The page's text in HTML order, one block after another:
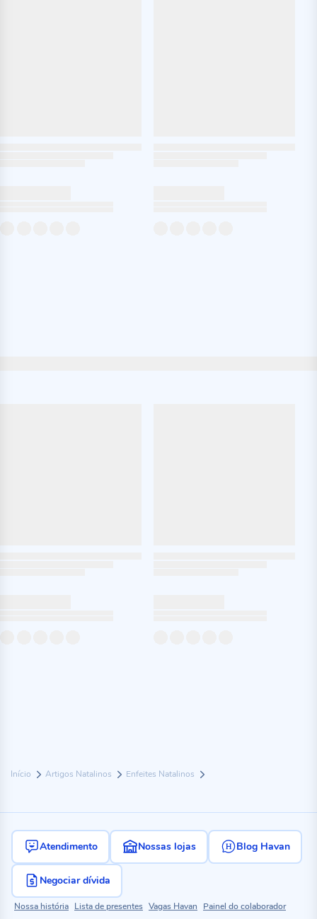
Início Artigos Natalinos Enfeites Natalinos
Atendimento Nossas lojas Blog Havan
Negociar dívida
Nossa história Lista de presentes Vagas Havan
Painel do colaborador